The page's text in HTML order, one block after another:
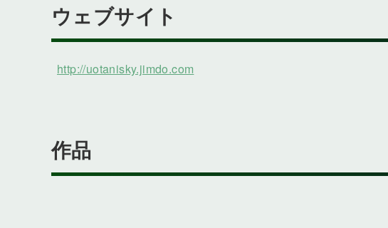
ウェブサイト
http://uotanisky.jimdo.com
作品